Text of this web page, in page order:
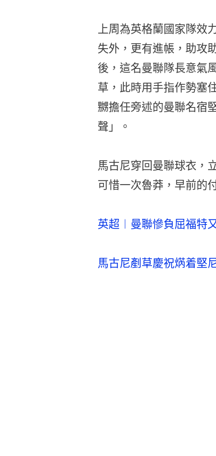
可惜一次魯莽，早前的
英超︱曼聯慘負屈福特
馬古尼剷草慶祝焫着堅